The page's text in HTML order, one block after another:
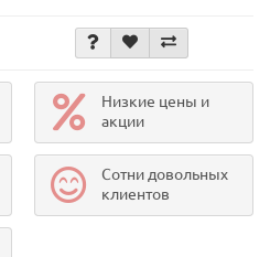
Низкие цены и
акции
Сотни довольных
клиентов